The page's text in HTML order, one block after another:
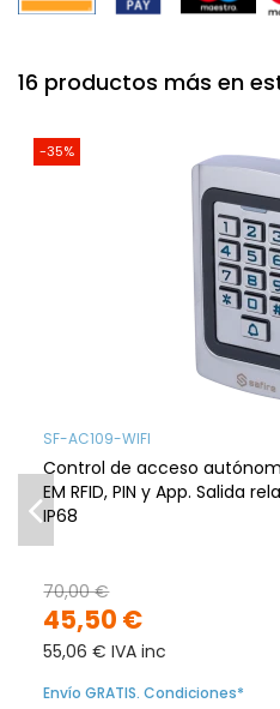
16 productos más en
-35%
SF-AC109-WIFI
Control de acceso
EM RFID, PIN y App. Salida
IP68
45,50 €
70,00 €
55,06 € IVA inc
Envío GRATIS. Condiciones*